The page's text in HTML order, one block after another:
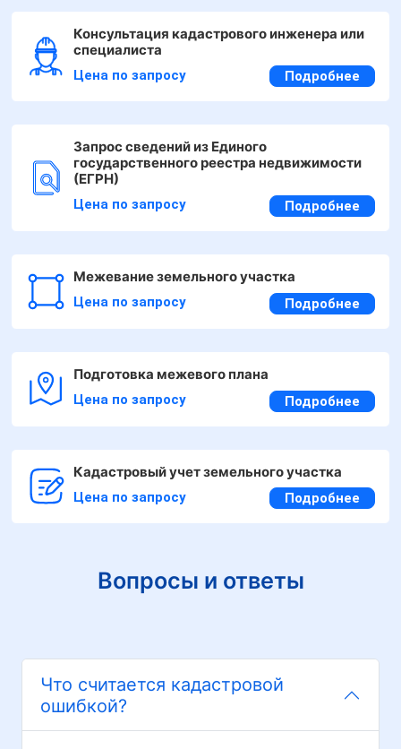
Консультация кадастрового инженера или
специалиста
Цена по запросу Подробнее
Запрос сведений из Единого
государственного реестра недвижимости
(ЕГРН)
Цена по запросу Подробнее
Межевание земельного участка
Цена по запросу Подробнее
Подготовка межевого плана
Цена по запросу Подробнее
Кадастровый учет земельного участка
Цена по запросу Подробнее
Вопросы и ответы
Что считается кадастровой
ошибкой?